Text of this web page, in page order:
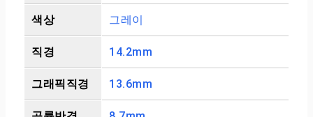
색상 그레이
직경 14.2mm
그래픽직경 13.6mm